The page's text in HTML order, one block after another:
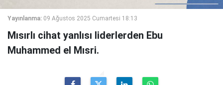
Yayınlanma: 09 Ağustos 2025 Cumartesi 18:13
Mısırlı cihat yanlısı liderlerden Ebu
Muhammed el Mısri.